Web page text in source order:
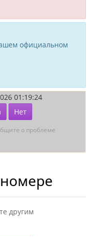
официальном
01:19:24
Нет
о проблеме
номере
другим